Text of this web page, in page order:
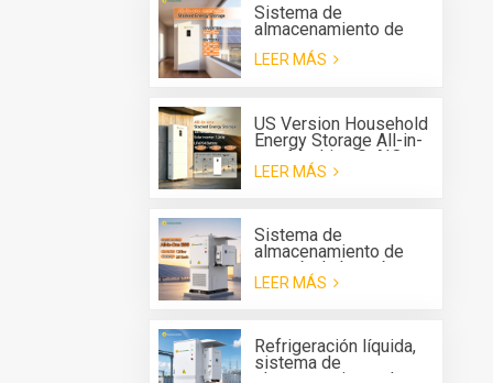
Sistema de
almacenamiento de
energía apilable para el
hogar Greensun, todo
LEER MÁS
US Version Household
Energy Storage All-in-
one Machine G-AIO-
200-U7.2K
LEER MÁS
Sistema de
almacenamiento de
energía de batería
(BESS) todo en uno
con refrigeración
líquida.
LEER MÁS
Refrigeración líquida,
sistema de